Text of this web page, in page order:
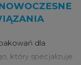
dla
który specjalizuje